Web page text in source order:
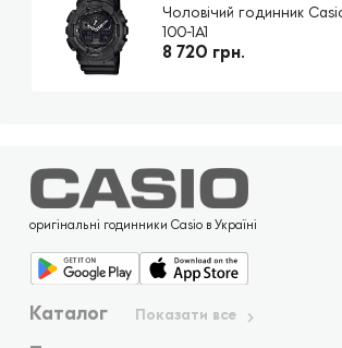
Чоловічий годинник
100-1A1
8 720 грн.
оригінальні годинники Casio в Україні
Каталог Показати все